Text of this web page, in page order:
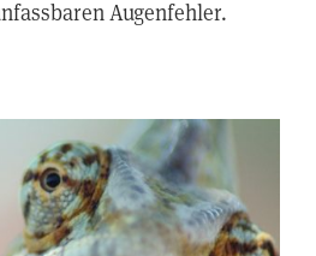
Augenfehler.